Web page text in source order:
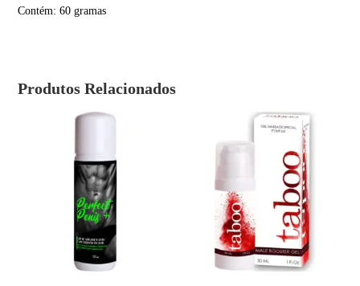
Contém: 60 gramas
Produtos Relacionados